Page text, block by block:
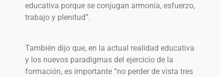
educativa porque se conjugan armonía, esfuerzo,
trabajo y plenitud”.
También dijo que, en la actual realidad educativa
y los nuevos paradigmas del ejercicio de la
formación, es importante “no perder de vista tres